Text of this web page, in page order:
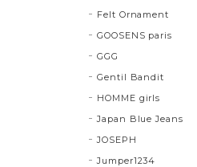
Felt Ornament
GOOSENS paris
GGG
Gentil Bandit
HOMME girls
Japan Blue Jeans
JOSEPH
Jumper1234